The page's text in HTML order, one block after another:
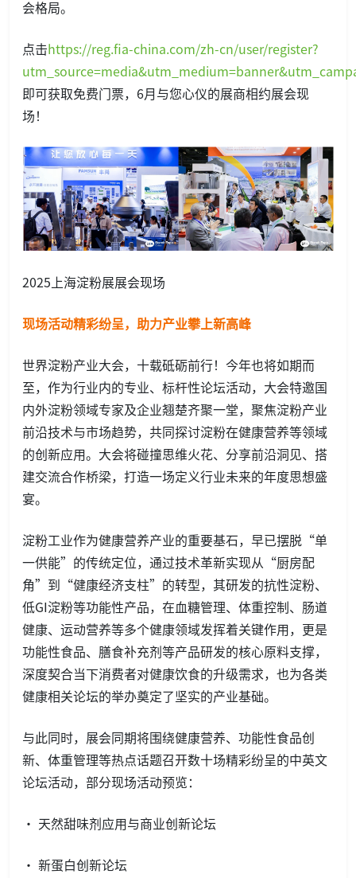
会格局。
点击https://reg.fia-china.com/zh-cn/user/register?
即可获取免费门票，6月与您心仪的展商相约展会现
场！
2025上海淀粉展展会现场
现场活动精彩纷呈，助力产业攀上新高峰
世界淀粉产业大会，十载砥砺前行！今年也将如期而
至，作为行业内的专业、标杆性论坛活动，大会特邀国
内外淀粉领域专家及企业翘楚齐聚一堂，聚焦淀粉产业
前沿技术与市场趋势，共同探讨淀粉在健康营养等领域
的创新应用。大会将碰撞思维火花、分享前沿洞见、搭
建交流合作桥梁，打造一场定义行业未来的年度思想盛
宴。
淀粉工业作为健康营养产业的重要基石，早已摆脱“单
一供能”的传统定位，通过技术革新实现从“厨房配
角”到“健康经济支柱”的转型，其研发的抗性淀粉、
低GI淀粉等功能性产品，在血糖管理、体重控制、肠道
健康、运动营养等多个健康领域发挥着关键作用，更是
功能性食品、膳食补充剂等产品研发的核心原料支撑，
深度契合当下消费者对健康饮食的升级需求，也为各类
健康相关论坛的举办奠定了坚实的产业基础。
与此同时，展会同期将围绕健康营养、功能性食品创
新、体重管理等热点话题召开数十场精彩纷呈的中英文
论坛活动，部分现场活动预览：
· 天然甜味剂应用与商业创新论坛
· 新蛋白创新论坛